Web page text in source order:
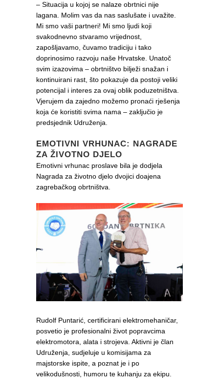
– Situacija u kojoj se nalaze obrtnici nije
lagana. Molim vas da nas saslušate i uvažite.
Mi smo vaši partneri! Mi smo ljudi koji
svakodnevno stvaramo vrijednost,
zapošljavamo, čuvamo tradiciju i tako
doprinosimo razvoju naše Hrvatske. Unatoč
svim izazovima – obrtništvo bilježi snažan i
kontinuirani rast, što pokazuje da postoji veliki
potencijal i interes za ovaj oblik poduzetništva.
Vjerujem da zajedno možemo pronaći rješenja
koja će koristiti svima nama – zaključio je
predsjednik Udruženja.
EMOTIVNI VRHUNAC: NAGRADE
ZA ŽIVOTNO DJELO
Emotivni vrhunac proslave bila je dodjela
Nagrada za životno djelo dvojici doajena
zagrebačkog obrtništva.
Rudolf Puntarić, certificirani elektromehaničar,
posvetio je profesionalni život popravcima
elektromotora, alata i strojeva. Aktivni je član
Udruženja, sudjeluje u komisijama za
majstorske ispite, a poznat je i po
velikodušnosti, humoru te kuhanju za ekipu.